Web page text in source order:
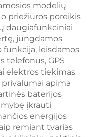
modelių
priežiūros poreikis
daugiafunkciniai
jungdamos
leisdamos
telefonus, GPS
elektros tiekimas
apima
baterijos
įkrauti
energijos
remiant tvarias